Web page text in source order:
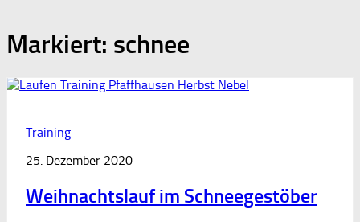
Markiert: schnee
Training
25. Dezember 2020
Weihnachtslauf im Schneegestöber